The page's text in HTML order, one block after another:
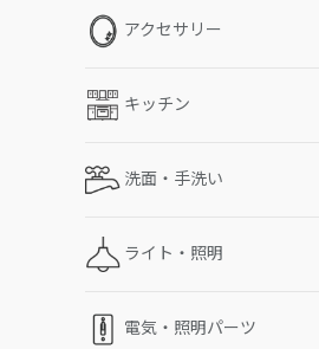
アクセサリー
キッチン
洗面・手洗い
ライト・照明
電気・照明パーツ